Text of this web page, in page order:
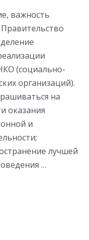
важность
(социально-
организаций).
на
оказания
и
лучшей
…